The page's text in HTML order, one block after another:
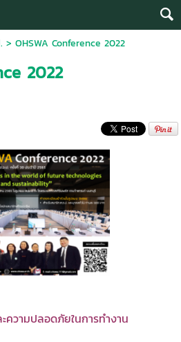
> OHSWA Conference 2022
2022
ความปลอดภัยในการทำงาน